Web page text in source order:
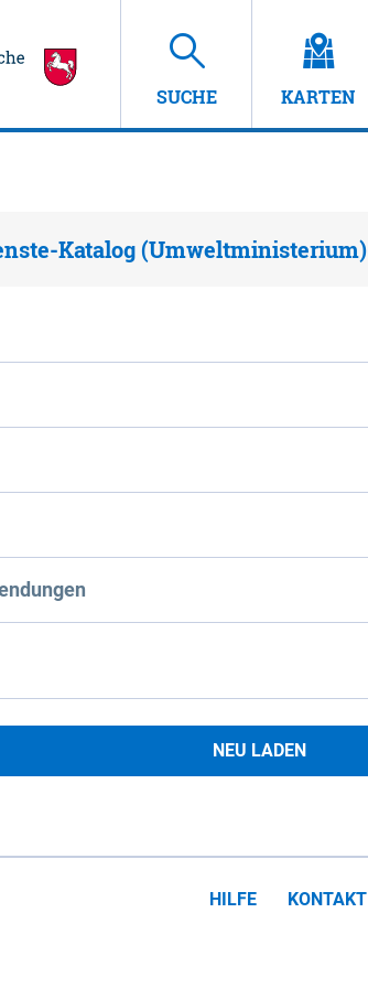
SUCHE KARTEN
Katalog (Umweltministerium)
NEU LADEN
HILFE KONTAKT